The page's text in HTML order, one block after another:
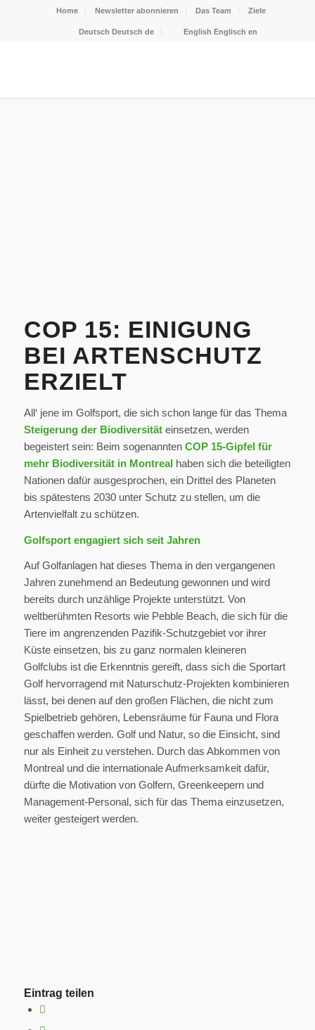
Home Newsletter abonnieren Das Team Ziele
Deutsch Deutsch de English Englisch en
COP 15: EINIGUNG
BEI ARTENSCHUTZ
ERZIELT
All‘ jene im Golfsport, die sich schon lange für das Thema
Steigerung der Biodiversitäteinsetzen, werden
begeistert sein: Beim sogenannten COP 15-Gipfel für
mehr Biodiversität in Montrealhaben sich die beteiligten
Nationen dafür ausgesprochen, ein Drittel des Planeten
bis spätestens 2030 unter Schutz zu stellen, um die
Artenvielfalt zu schützen.
Golfsport engagiert sich seit Jahren
Auf Golfanlagen hat dieses Thema in den vergangenen
Jahren zunehmend an Bedeutung gewonnen und wird
bereits durch unzählige Projekte unterstützt. Von
weltberühmten Resorts wie Pebble Beach, die sich für die
Tiere im angrenzenden Pazifik-Schutzgebiet vor ihrer
Küste einsetzen, bis zu ganz normalen kleineren
Golfclubs ist die Erkenntnis gereift, dass sich die Sportart
Golf hervorragend mit Naturschutz-Projekten kombinieren
lässt, bei denen auf den großen Flächen, die nicht zum
Spielbetrieb gehören, Lebensräume für Fauna und Flora
geschaffen werden. Golf und Natur, so die Einsicht, sind
nur als Einheit zu verstehen. Durch das Abkommen von
Montreal und die internationale Aufmerksamkeit dafür,
dürfte die Motivation von Golfern, Greenkeepern und
Management-Personal, sich für das Thema einzusetzen,
weiter gesteigert werden.
Eintrag teilen